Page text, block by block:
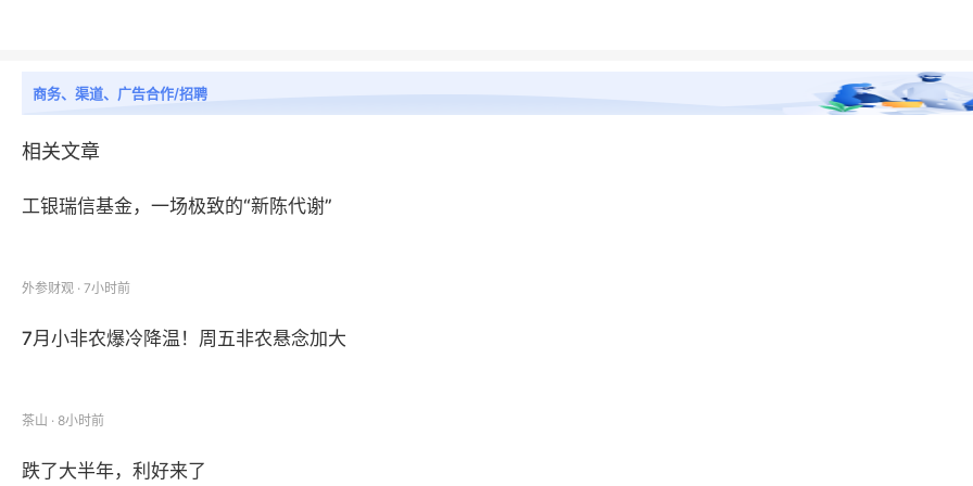
商务、渠道、广告合作/招聘
相关文章
工银瑞信基金，一场极致的“新陈代谢”
外参财观 · 7小时前
7月小非农爆冷降温！周五非农悬念加大
茶山 · 8小时前
跌了大半年，利好来了